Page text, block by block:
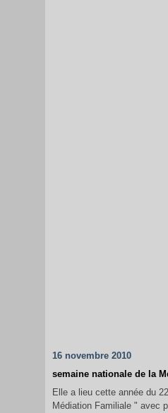
16 novembre 2010
semaine nationale de la
Elle a lieu cette année du
Médiation Familiale " avec